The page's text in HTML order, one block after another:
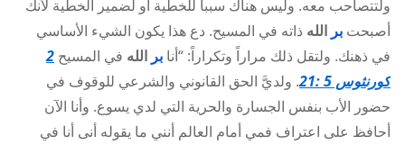
ولتتصاحب معه. وليس هناك سبباً للخطية أو لضمير الخطية لأنك
أصبحت بر الله ذاته في المسيح. دع هذا يكون الشيء الأساسي
في ذهنك. ولتقل ذلك مراراً وتكراراً: “أنا بر الله في المسيح 2
كورنثوس 5 :21
. ولديَّ الحق القانوني والشرعي للوقوف في
حضور الأب بنفس الجسارة والحرية التي لدي يسوع. وأنا الآن
أحافظ على اعتراف فمي أمام العالم أنني ما يقوله أنى أنا في